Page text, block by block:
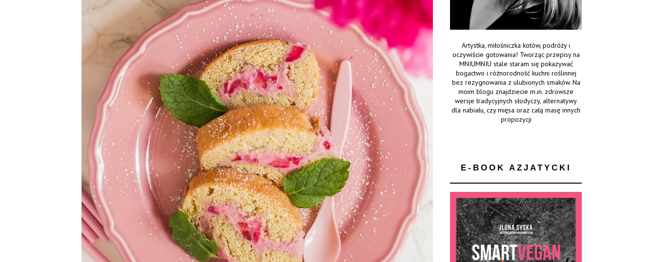
Artystka, miłośniczka kotów, podróży i
oczywiście gotowania! Tworząc przepisy na
MNIUMNIU stale staram się pokazywać
bogactwo i różnorodność kuchni roślinnej
bez rezygnowania z ulubionych smaków. Na
moim blogu znajdziecie m.in. zdrowsze
wersje tradycyjnych słodyczy, alternatywy
dla nabiału, czy mięsa oraz całą masę innych
propozycji
E-BOOK AZJATYCKI